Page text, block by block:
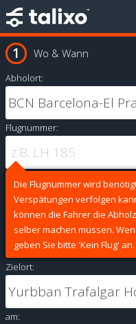
Wo & Wann
Abholort:
Flugnummer:
Die Flugnummer wird
Verspätungen verfolgen
können die Fahrer die
selber machen müssen.
geben Sie bitte 'Kein Flug' an.
Zielort:
am: